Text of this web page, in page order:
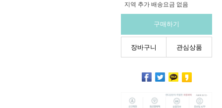
지역 추가 배송요금 없음
구매하기
장바구니 관심상품